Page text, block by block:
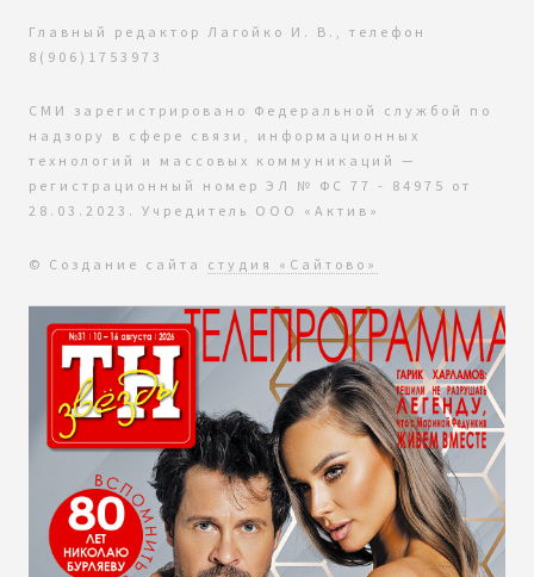
Главный редактор Лагойко И. В., телефон
8(906)1753973
СМИ зарегистрировано Федеральной службой по
надзору в сфере связи, информационных
технологий и массовых коммуникаций —
регистрационный номер ЭЛ № ФС 77 - 84975 от
28.03.2023. Учредитель ООО «Актив»
© Создание сайта студия «Сайтово»